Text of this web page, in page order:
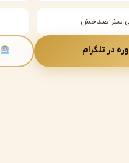
ضدخش
در تلگرام